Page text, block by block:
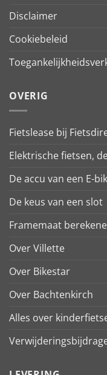
Disclaimer
Cookiebeleid
OVERIG
Fietslease bij
Elektrische fietsen,
De accu van een E-
De keus van een slot
Framemaat
Over Villette
Over Bikestar
Over Bachtenkirch
Alles over